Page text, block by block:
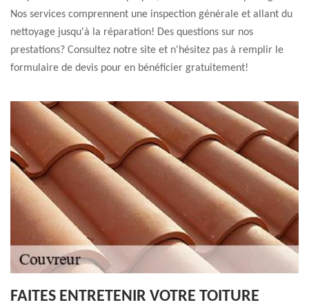
Nos services comprennent une inspection générale et allant du
nettoyage jusqu'à la réparation! Des questions sur nos
prestations? Consultez notre site et n'hésitez pas à remplir le
formulaire de devis pour en bénéficier gratuitement!
FAITES ENTRETENIR VOTRE TOITURE